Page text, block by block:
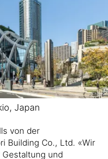
Japan
von der
Building Co., Ltd. «Wir
und